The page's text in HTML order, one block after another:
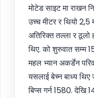
मोटेड साइट मा राखन
उच्च मीटर र थियो 2,5
अतिरिक्त तल्ला र
थिए. को शुरुवात सम्म
महल भ्यान अकर्डेन
यसलाई बेच्न बाध्य थिए
बिप्स गर्न 1580.